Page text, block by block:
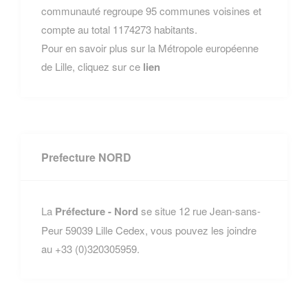
communauté regroupe 95 communes voisines et
compte au total 1174273 habitants.
Pour en savoir plus sur la Métropole européenne
de Lille, cliquez sur ce lien
Prefecture NORD
La Préfecture - Nord se situe 12 rue Jean-sans-
Peur 59039 Lille Cedex, vous pouvez les joindre
au +33 (0)320305959.